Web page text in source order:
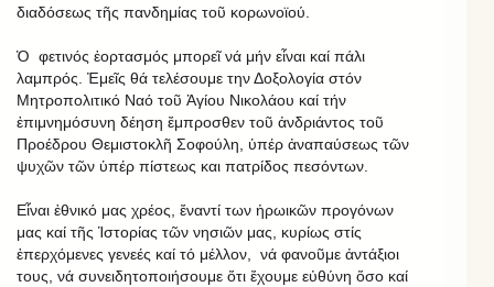
διαδόσεως τῆς πανδημίας τοῦ κορωνοϊού.
Ὁ φετινός ἑορτασμός μπορεῖ νά μήν εἶναι καί πάλι
λαμπρός. Ἐμεῖς θά τελέσουμε την Δοξολογία στόν
Μητροπολιτικό Ναό τοῦ Ἁγίου Νικολάου καί τήν
ἐπιμνημόσυνη δέηση ἔμπροσθεν τοῦ ἀνδριάντος τοῦ
Προέδρου Θεμιστοκλῆ Σοφούλη, ὑπέρ ἀναπαύσεως τῶν
ψυχῶν τῶν ὑπέρ πίστεως και πατρίδος πεσόντων.
Εἶναι ἐθνικό μας χρέος, ἔναντί των ἡρωικῶν προγόνων
μας καί τῆς Ἱστορίας τῶν νησιῶν μας, κυρίως στίς
ἐπερχόμενες γενεές καί τό μέλλον, νά φανοῦμε ἀντάξιοι
τους, νά συνειδητοποιήσουμε ὅτι ἔχουμε εὐθύνη ὅσο καί